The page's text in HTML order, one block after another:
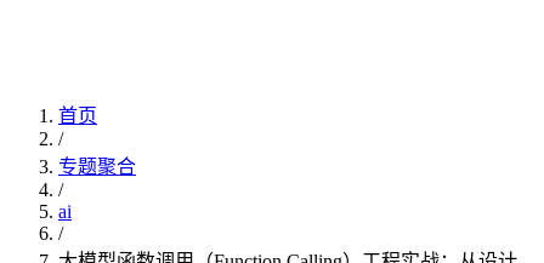
首页
/
专题聚合
/
ai
/